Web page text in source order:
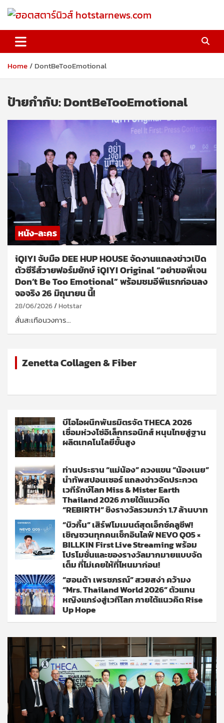
ฮอตสตาร์นิวส์ hotstarnews.com
Home DontBeTooEmotional
ป้ายกำกับ:DontBeTooEmotional
หนัง-ละคร
iQIYI จับมือ DEE HUP HOUSE จัดงานแถลงข่าวเปิด
ตัวซีรีส์วายฟอร์มยักษ์ iQIYI Original “อย่าขอพี่เจน
Don’t Be Too Emotional” พร้อมชมอีพีแรกก่อนลง
จอจริง 26 มิถุนายน นี้!
28/06/2026 Hotstar
สั่นสะเทือนวงการ…
Zenetta Collagen & Fiber
บีโอไอผนึกพันธมิตรจัด THECA 2026
เชื่อมห่วงโซ่อิเล็กทรอนิกส์ หนุนไทยสู่ฐาน
ผลิตเทคโนโลยีขั้นสูง
ท่านประธาน “แม่น้อง” ควงแขน “น้องเนย”
นำทัพสปอนเซอร์ แถลงข่าวจัดประกวด
เวทีรักษ์โลก Miss & Mister Earth
Thailand 2026 ภายใต้แนวคิด
“REBIRTH” ชิงรางวัลรวมกว่า 1.7 ล้านบาท
“บิวกิ้น” เสิร์ฟโมเมนต์สุดเอ็กซ์คลูซีฟ!
เชิญชวนทุกคนเช็กอินไลฟ์ NEVO Q05 ×
BILLKIN First Live Streaming พร้อม
โปรโมชั่นและของรางวัลมากมายแบบจัด
เต็ม ที่ไม่เคยให้ที่ไหนมาก่อน!
“ฮอนด้า เพรชภรณ์” สวยสง่า คว้ามง
“Mrs. Thailand World 2026” ตัวแทน
หญิงแกร่งสู่เวทีโลก ภายใต้แนวคิด Rise
Up Hope